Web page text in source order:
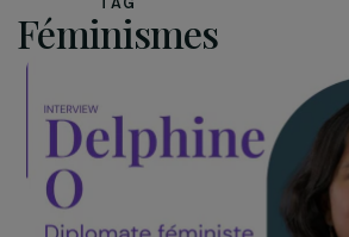
TAG
Féminismes